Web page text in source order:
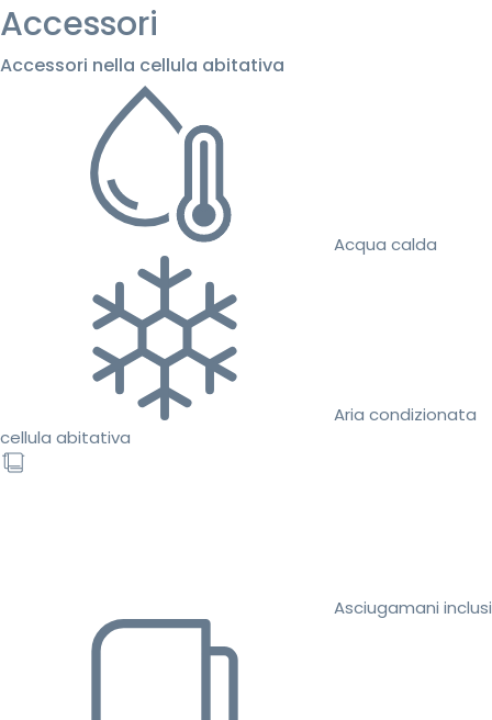
Accessori
Accessori nella cellula abitativa
Acqua calda
Aria condizionata
cellula abitativa
Asciugamani inclusi